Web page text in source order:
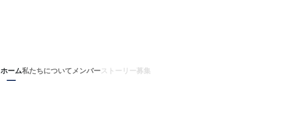
ホーム私たちについて メンバーストーリー募集